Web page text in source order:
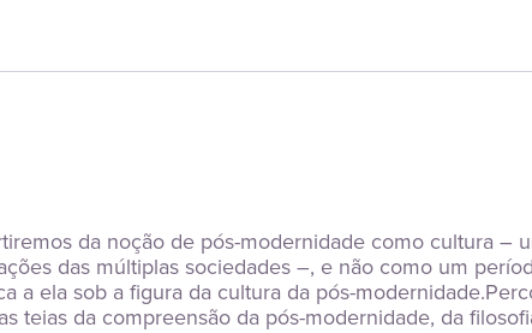
da noção de pós-modernidade como cultura
das múltiplas sociedades –, e não como um
a ela sob a figura da cultura da pós-
teias da compreensão da pós-modernidade, da